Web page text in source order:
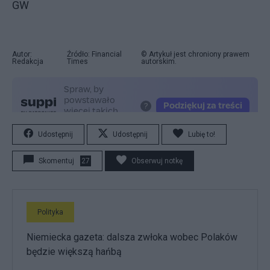
GW
Autor:
Redakcja
Źródło: Financial
Times
© Artykuł jest chroniony prawem
autorskim.
Udostępnij Udostępnij Lubię to!
Skomentuj 27 Obserwuj notkę
Polityka
Niemiecka gazeta: dalsza zwłoka wobec Polaków
będzie większą hańbą